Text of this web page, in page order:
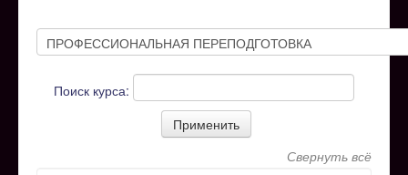
Поиск курса:
Свернуть всё